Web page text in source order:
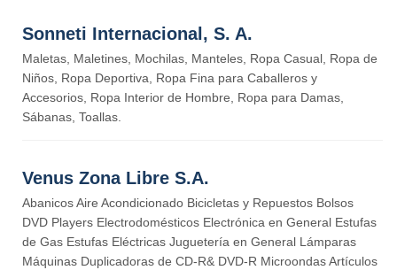
Sonneti Internacional, S. A.
Maletas, Maletines, Mochilas, Manteles, Ropa Casual, Ropa de
Niños, Ropa Deportiva, Ropa Fina para Caballeros y
Accesorios, Ropa Interior de Hombre, Ropa para Damas,
Sábanas, Toallas.
Venus Zona Libre S.A.
Abanicos Aire Acondicionado Bicicletas y Repuestos Bolsos
DVD Players Electrodomésticos Electrónica en General Estufas
de Gas Estufas Eléctricas Juguetería en General Lámparas
Máquinas Duplicadoras de CD-R& DVD-R Microondas Artículos